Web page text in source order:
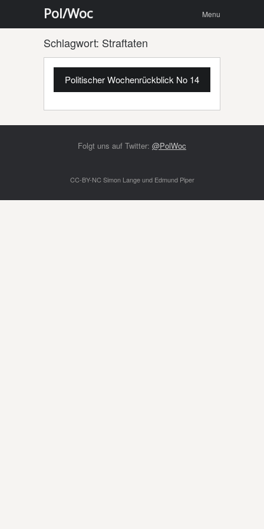
Pol/Woc
content
Menu
Schlagwort: Straftaten
Politischer Wochenrückblick No 14
Folgt uns auf Twitter: @PolWoc
CC-BY-NC Simon Lange und Edmund Piper